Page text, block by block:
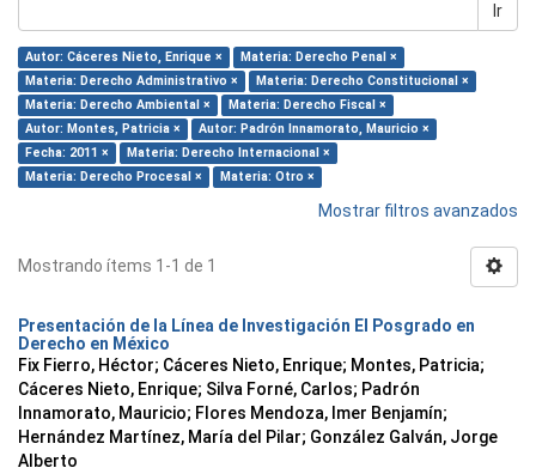
Ir
Autor: Cáceres Nieto, Enrique ×
Materia: Derecho Penal ×
Materia: Derecho Administrativo ×
Materia: Derecho Constitucional ×
Materia: Derecho Ambiental ×
Materia: Derecho Fiscal ×
Autor: Montes, Patricia ×
Autor: Padrón Innamorato, Mauricio ×
Fecha: 2011 ×
Materia: Derecho Internacional ×
Materia: Derecho Procesal ×
Materia: Otro ×
Mostrar filtros avanzados
Mostrando ítems 1-1 de 1
Presentación de la Línea de Investigación El Posgrado en
Derecho en México
Fix Fierro, Héctor; Cáceres Nieto, Enrique; Montes, Patricia;
Cáceres Nieto, Enrique; Silva Forné, Carlos; Padrón
Innamorato, Mauricio; Flores Mendoza, Imer Benjamín;
Hernández Martínez, María del Pilar; González Galván, Jorge
Alberto